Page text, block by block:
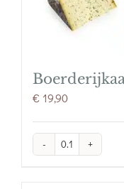
€ 19,90
Boerderijkaas